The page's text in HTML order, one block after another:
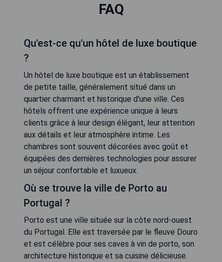
FAQ
Qu'est-ce qu'un hôtel de luxe boutique
?
Un hôtel de luxe boutique est un établissement
de petite taille, généralement situé dans un
quartier charmant et historique d'une ville. Ces
hôtels offrent une expérience unique à leurs
clients grâce à leur design élégant, leur attention
aux détails et leur atmosphère intime. Les
chambres sont souvent décorées avec goût et
équipées des dernières technologies pour assurer
un séjour confortable et luxueux.
Où se trouve la ville de Porto au
Portugal ?
Porto est une ville située sur la côte nord-ouest
du Portugal. Elle est traversée par le fleuve Douro
et est célèbre pour ses caves à vin de porto, son
architecture historique et sa cuisine délicieuse.